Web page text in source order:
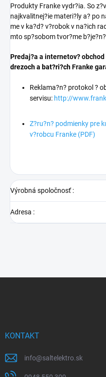
Produkty Franke vydr?ia. So
najkvalitnej?ie materi?ly a? po
me v ka?d? v?robok v na?ich
mto sp?sobom tvor?me
Predaj?a a internetov? obchod
drezoch a bat?ri?chFranke
Reklama?n? protokol ?
servisu: http://
Z?ru?n? podmienky pre
v?robcu Franke (PDF)
Výrobná spoločnosť:
Adresa :
KONTAKT
info@saltelektro.sk